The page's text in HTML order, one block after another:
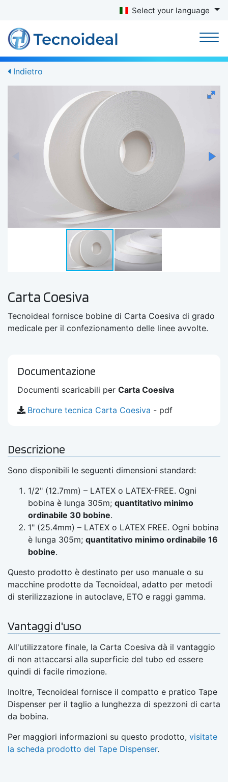
Select your language
Indietro
Carta Coesiva
Tecnoideal fornisce bobine di Carta Coesiva di grado
medicale per il confezionamento delle linee avvolte.
Documentazione
Documenti scaricabili perCarta Coesiva
Brochure tecnica Carta Coesiva - pdf
Descrizione
Sono disponibili le seguenti dimensioni standard:
1/2" (12.7mm) – LATEX o LATEX-FREE. Ogni
bobina è lunga 305m; quantitativo minimo
ordinabile 30 bobine.
1" (25.4mm) – LATEX o LATEX FREE. Ogni bobina
è lunga 305m; quantitativo minimo ordinabile 16
bobine.
Questo prodotto è destinato per uso manuale o su
macchine prodotte da Tecnoideal, adatto per metodi
di sterilizzazione in autoclave, ETO e raggi gamma.
Vantaggi d'uso
All'utilizzatore finale, la Carta Coesiva dà il vantaggio
di non attaccarsi alla superficie del tubo ed essere
quindi di facile rimozione.
Inoltre, Tecnoideal fornisce il compatto e pratico Tape
Dispenser per il taglio a lunghezza di spezzoni di carta
da bobina.
Per maggiori informazioni su questo prodotto, visitate
la scheda prodotto del Tape Dispenser.